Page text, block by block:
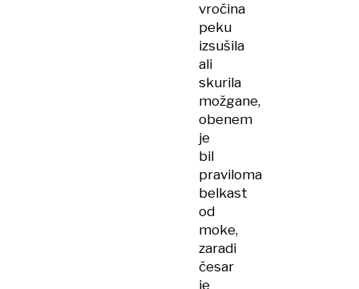
vročina
peku
izsušila
ali
skurila
možgane,
obenem
je
bil
praviloma
belkast
od
moke,
zaradi
česar
je